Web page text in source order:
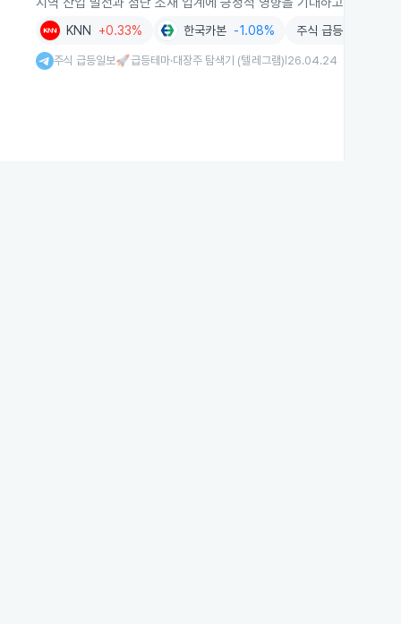
KNN +0.33% 한국카본 -1.08% 주식 급등일보🚀급
주식 급등일보🚀급등테마·대장주 탐색기 (텔레그램) 26.04.24